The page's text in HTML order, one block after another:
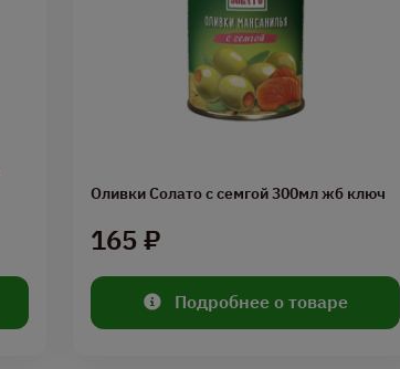
Оливки Солато с семгой 300мл жб ключ
165 ₽
Подробнее о товаре